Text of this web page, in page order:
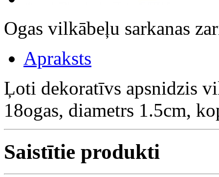
Ogas vilkābeļu sarkanas
Apraksts
Ļoti dekoratīvs apsnidzis
18ogas, diametrs 1.5cm,
Saistītie produkti